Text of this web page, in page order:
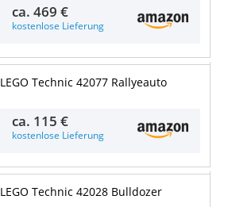
ca.469 €
kostenlose Lieferung
LEGO Technic 42077 Rallyeauto
ca. 115 €
kostenlose Lieferung
LEGO Technic 42028 Bulldozer